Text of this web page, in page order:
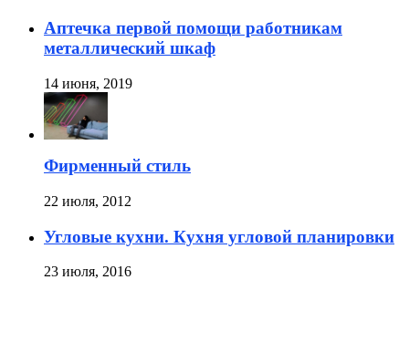
Аптечка первой помощи работникам
металлический шкаф
14 июня, 2019
Фирменный стиль
22 июля, 2012
Угловые кухни. Кухня угловой планировки
23 июля, 2016